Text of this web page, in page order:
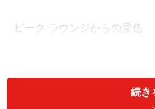
ピーク ラウンジからの景色
のも、このピークラウンジ
ようにそびえ立つ都庁や続き